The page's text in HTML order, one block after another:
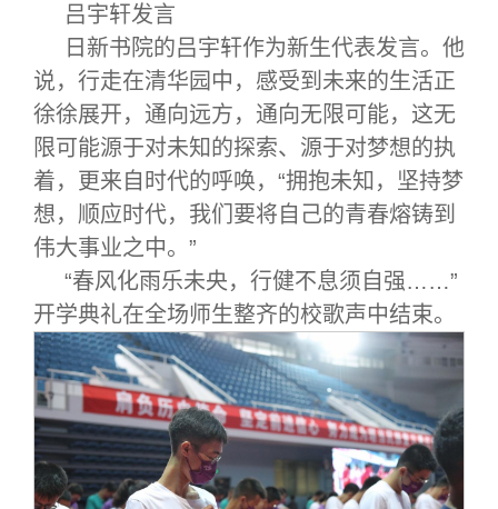
吕宇轩发言
日新书院的吕宇轩作为新生代表发言。他
说，行走在清华园中，感受到未来的生活正
徐徐展开，通向远方，通向无限可能，这无
限可能源于对未知的探索、源于对梦想的执
着，更来自时代的呼唤，“拥抱未知，坚持梦
想，顺应时代，我们要将自己的青春熔铸到
伟大事业之中。”
“春风化雨乐未央，行健不息须自强……”
开学典礼在全场师生整齐的校歌声中结束。